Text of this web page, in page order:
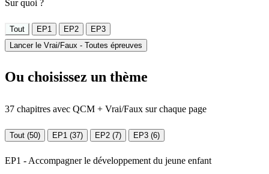
Sur quoi ?
Tout EP1 EP2
EP3
Lancer le Vrai/Faux - Toutes épreuves
Ou choisissez un thème
37 chapitres avec QCM + Vrai/Faux sur chaque page
Tout (50) EP1 (37) EP2 (7) EP3 (6)
EP1 - Accompagner le développement du jeune enfant